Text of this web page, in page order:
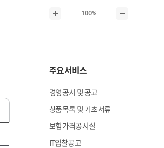
맵
본
문
현
기
100%
문
주요서비스
경영공시 및 공고
상품목록 및 기초서류
보험가격공시실
IT입찰공고